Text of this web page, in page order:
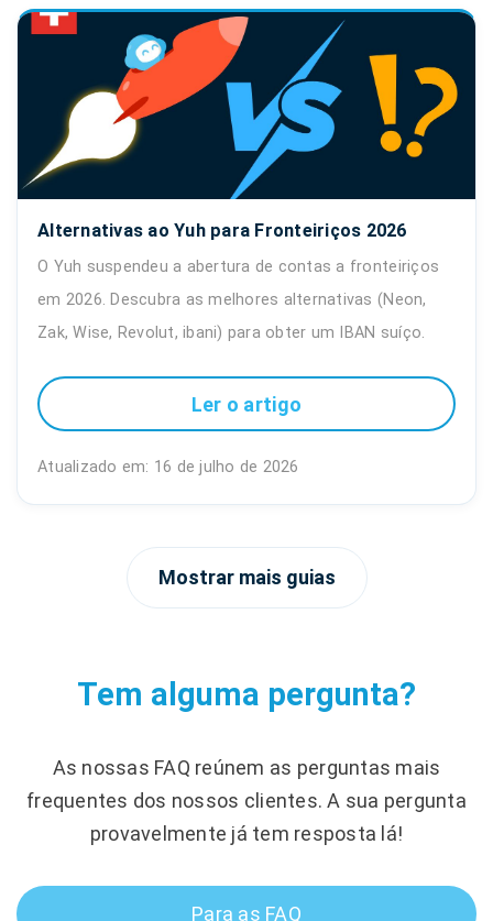
Alternativas ao Yuh para Fronteiriços 2026
O Yuh suspendeu a abertura de contas a fronteiriços
em 2026. Descubra as melhores alternativas (Neon,
Zak, Wise, Revolut, ibani) para obter um IBAN suíço.
Ler o artigo
Atualizado em: 16 de julho de 2026
Mostrar mais guias
Tem alguma pergunta?
As nossas FAQ reúnem as perguntas mais
frequentes dos nossos clientes. A sua pergunta
provavelmente já tem resposta lá!
Para as FAQ